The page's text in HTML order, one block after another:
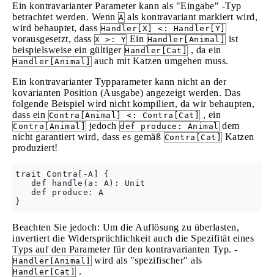
Ein kontravarianter Parameter kann als "Eingabe" -Typ
betrachtet werden. Wenn A als kontravariant markiert wird,
wird behauptet, dass Handler[X] <: Handler[Y]
vorausgesetzt, dass X >: Y Ein Handler[Animal]
ist
beispielsweise ein gültiger Handler[Cat] , da ein
Handler[Animal]
auch mit Katzen umgehen muss.
Ein kontravarianter Typparameter kann nicht an der
kovarianten Position (Ausgabe) angezeigt werden. Das
folgende Beispiel wird nicht kompiliert, da wir behaupten,
dass ein Contra[Animal] <: Contra[Cat] , ein
Contra[Animal] jedoch def produce: Animal dem
nicht garantiert wird, dass es gemäß Contra[Cat]
Katzen
produziert!
trait Contra[-A] {
   def handle(a: A): Unit
   def produce: A
Beachten Sie jedoch: Um die Auflösung zu überlasten,
invertiert die Widersprüchlichkeit auch die Spezifität eines
Typs auf den Parameter für den kontravarianten Typ. -
Handler[Animal] wird als "spezifischer" als
Handler[Cat]
.